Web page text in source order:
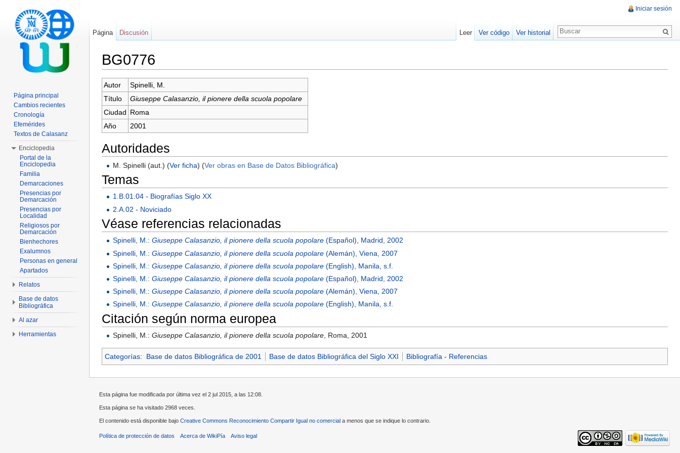
BG0776
Autor
Spinelli, M.
Título
Giuseppe Calasanzio, il pionere della scuola popolare
Ciudad Roma
Año
2001
Autoridades
M. Spinelli (aut.) (Ver ficha) (Ver obras en Base de Datos Bibliográfica)
Temas
1.B.01.04 - Biografías Siglo XX
2.A.02 - Noviciado
Véase referencias relacionadas
Spinelli, M.:Giuseppe Calasanzio, il pionere della scuola popolare (Español), Madrid, 2002
Spinelli, M.:Giuseppe Calasanzio, il pionere della scuola popolare (Alemán), Viena, 2007
Spinelli, M.:Giuseppe Calasanzio, il pionere della scuola popolare (English), Manila, s.f.
Spinelli, M.:Giuseppe Calasanzio, il pionere della scuola popolare (Español), Madrid, 2002
Spinelli, M.:Giuseppe Calasanzio, il pionere della scuola popolare (Alemán), Viena, 2007
Spinelli, M.:Giuseppe Calasanzio, il pionere della scuola popolare (English), Manila, s.f.
Citación según norma europea
Spinelli, M.:Giuseppe Calasanzio, il pionere della scuola popolare , Roma, 2001
Categorías: Base de datos Bibliográfica de 2001 Base de datos Bibliográfica del Siglo XXI Bibliografía - Referencias
Iniciar sesión
Página Discusión Leer Ver código Ver historial
Página principal
Cambios recientes
Cronología
Efemérides
Textos de Calasanz
Enciclopedia
Portal de la
Enciclopedia
Familia
Demarcaciones
Presencias por
Demarcación
Presencias por
Localidad
Religiosos por
Demarcación
Bienhechores
Exalumnos
Personas en general
Apartados
Relatos
Base de datos
Bibliográfica
Al azar
Herramientas
Esta página fue modificada por última vez el 2 jul 2015, a las 12:08.
Esta página se ha visitado 2968 veces.
El contenido está disponible bajo Creative Commons Reconocimiento Compartir Igual no comercial a menos que se indique lo contrario.
Política de protección de datos Acerca de WikiPía Aviso legal